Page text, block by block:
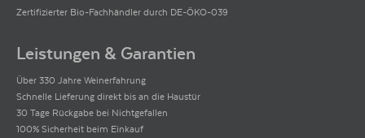
Zertifizierter Bio-Fachhändler durch DE-ÖKO-039
Leistungen & Garantien
Über 330 Jahre Weinerfahrung
Schnelle Lieferung direkt bis an die Haustür
30 Tage Rückgabe bei Nichtgefallen
100% Sicherheit beim Einkauf